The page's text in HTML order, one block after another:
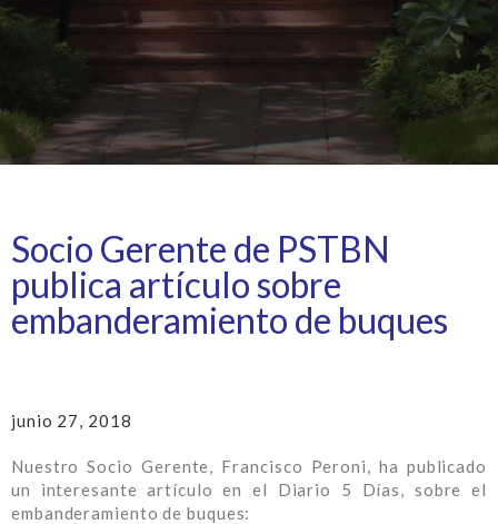
Socio Gerente de PSTBN
publica artículo sobre
embanderamiento de buques
junio 27, 2018
Nuestro Socio Gerente, Francisco Peroni, ha publicado
un interesante artículo en el Diario 5 Días, sobre el
embanderamiento de buques: